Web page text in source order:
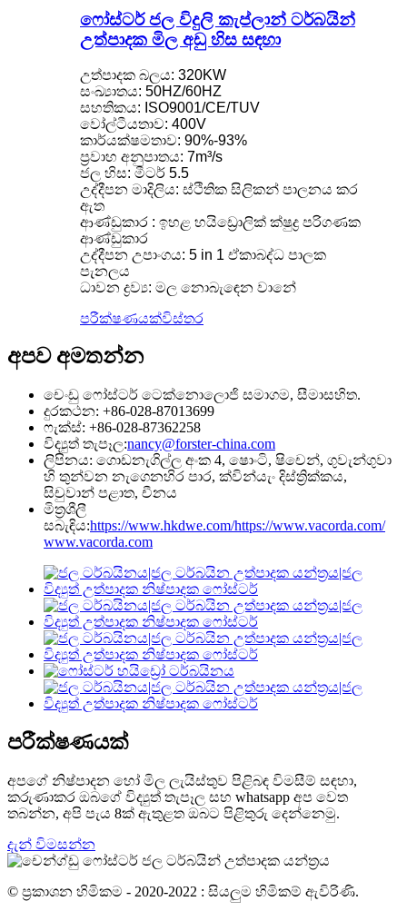
ෆෝස්ටර් ජල විදුලි කැප්ලාන් ටර්බයින්
උත්පාදක මිල අඩු හිස සඳහා
උත්පාදක බලය: 320KW
සංඛ්‍යාතය: 50HZ/60HZ
සහතිකය: ISO9001/CE/TUV
වෝල්ටීයතාව: 400V
කාර්යක්ෂමතාව: 90%-93%
ප්‍රවාහ අනුපාතය: 7m³/s
ජල හිස: මීටර් 5.5
උද්දීපන මාදිලිය: ස්ථිතික සිලිකන් පාලනය කර
ඇත
ආණ්ඩුකාර : ඉහළ හයිඩ්‍රොලික් ක්ෂුද්‍ර පරිගණක
ආණ්ඩුකාර
උද්දීපන උපාංගය: 5 in 1 ඒකාබද්ධ පාලක
පැනලය
ධාවන ද්‍රව්‍ය: මල නොබැඳෙන වානේ
පරීක්ෂණයක්විස්තර
අපව අමතන්න
චෙංඩු ෆෝස්ටර් ටෙක්නොලොජි සමාගම, සීමාසහිත.
දුරකථන: +86-028-87013699
ෆැක්ස්: +86-028-87362258
විද්‍යුත් තැපෑල:nancy@forster-china.com
ලිපිනය: ගොඩනැගිල්ල අංක 4, ෂොංටි, ෂිචෙන්, ගුවැන්ගුවා
හි තුන්වන නැගෙනහිර පාර, ක්වින්යැං දිස්ත්‍රික්කය,
සිචුවාන් පළාත, චීනය
මිත්‍රශීලී
සබැඳිය:https://www.hkdwe.com/https://www.vacorda.com/
www.vacorda.com
පරීක්ෂණයක්
අපගේ නිෂ්පාදන හෝ මිල ලැයිස්තුව පිළිබඳ විමසීම් සඳහා,
කරුණාකර ඔබගේ විද්‍යුත් තැපෑල සහ whatsapp අප වෙත
තබන්න, අපි පැය 8ක් ඇතුළත ඔබට පිළිතුරු දෙන්නෙමු.
දැන් විමසන්න
© ප්‍රකාශන හිමිකම - 2020-2022 : සියලුම හිමිකම් ඇවිරිණි.